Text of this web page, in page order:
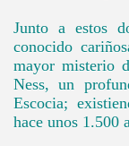
Junto a estos
conocido
mayor misterio
Ness, un
Escocia;
hace unos 1.500